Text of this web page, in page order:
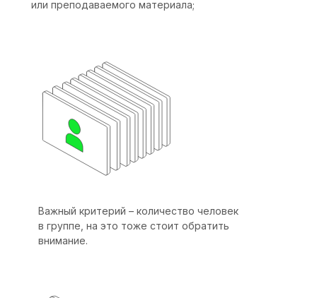
или преподаваемого материала;
Важный критерий – количество человек
в группе, на это тоже стоит обратить
внимание.